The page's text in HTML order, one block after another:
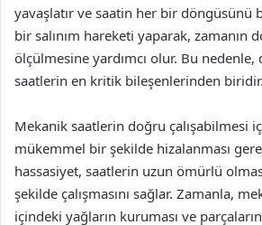
yavaşlatır ve saatin her bir döngüsünü
bir salınım hareketi yaparak, zamanın
ölçülmesine yardımcı olur. Bu nedenle,
saatlerin en kritik bileşenlerinden biridir.
Mekanik saatlerin doğru çalışabilmesi
mükemmel bir şekilde hizalanması
hassasiyet, saatlerin uzun ömürlü
şekilde çalışmasını sağlar. Zamanla,
içindeki yağların kuruması ve